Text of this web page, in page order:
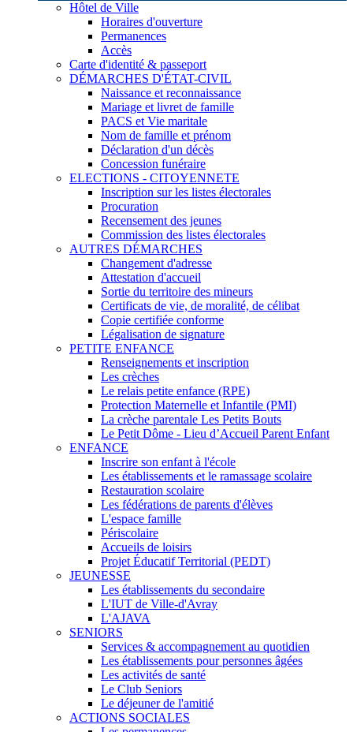
Hôtel de Ville
Horaires d'ouverture
Permanences
Accès
Carte d'identité & passeport
DÉMARCHES D'ÉTAT-CIVIL
Naissance et reconnaissance
Mariage et livret de famille
PACS et Vie maritale
Nom de famille et prénom
Déclaration d'un décès
Concession funéraire
ELECTIONS - CITOYENNETE
Inscription sur les listes électorales
Procuration
Recensement des jeunes
Commission des listes électorales
AUTRES DÉMARCHES
Changement d'adresse
Attestation d'accueil
Sortie du territoire des mineurs
Certificats de vie, de moralité, de célibat
Copie certifiée conforme
Légalisation de signature
PETITE ENFANCE
Renseignements et inscription
Les crèches
Le relais petite enfance (RPE)
Protection Maternelle et Infantile (PMI)
La crèche parentale Les Petits Bouts
Le Petit Dôme - Lieu d’Accueil Parent Enfant
ENFANCE
Inscrire son enfant à l'école
Les établissements et le ramassage scolaire
Restauration scolaire
Les fédérations de parents d'élèves
L'espace famille
Périscolaire
Accueils de loisirs
Projet Éducatif Territorial (PEDT)
JEUNESSE
Les établissements du secondaire
L'IUT de Ville-d'Avray
L'AJAVA
SENIORS
Services & accompagnement au quotidien
Les établissements pour personnes âgées
Les activités de santé
Le Club Seniors
Le déjeuner de l'amitié
ACTIONS SOCIALES